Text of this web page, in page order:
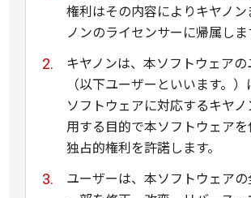
権利はその内容によりキヤノ
ノンのライセンサーに帰属しま
キヤノンは、本ソフトウェアの
（以下ユーザーといいます。
ソフトウェアに対応するキヤ
用する目的で本ソフトウェア
独占的権利を許諾します。
ユーザーは、本ソフトウェア